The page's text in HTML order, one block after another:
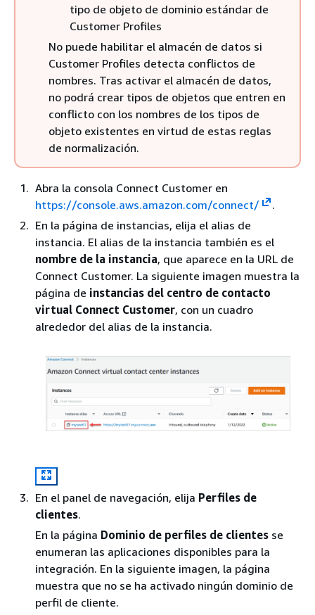
tipo de objeto de dominio estándar de
Customer Profiles
No puede habilitar el almacén de datos si
Customer Profiles detecta conflictos de
nombres. Tras activar el almacén de datos,
no podrá crear tipos de objetos que entren en
conflicto con los nombres de los tipos de
objeto existentes en virtud de estas reglas
de normalización.
Abra la consola Connect Customer en
https://console.aws.amazon.com/connect/
.
En la página de instancias, elija el alias de
instancia. El alias de la instancia también es el
nombre de la instancia, que aparece en la URL de
Connect Customer. La siguiente imagen muestra la
página de instancias del centro de contacto
virtual Connect Customer, con un cuadro
alrededor del alias de la instancia.
En el panel de navegación, elija Perfiles de
clientes.
En la página Dominio de perfiles de clientes se
enumeran las aplicaciones disponibles para la
integración. En la siguiente imagen, la página
muestra que no se ha activado ningún dominio de
perfil de cliente.